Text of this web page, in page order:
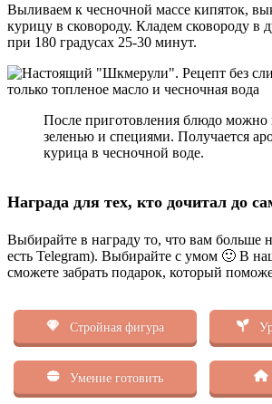
Выливаем к чесночной массе кипяток,
курицу в сковороду. Кладем сковороду в
при 180 градусах 25-30 минут.
После приготовления блюдо можно
зеленью и специями. Получается
курица в чесночной воде.
Награда для тех, кто дочитал до
Выбирайте в награду то, что вам больше
есть Telegram). Выбирайте с умом 🙂 В
сможете забрать подарок, который
Стройная фигура
Умение готовить